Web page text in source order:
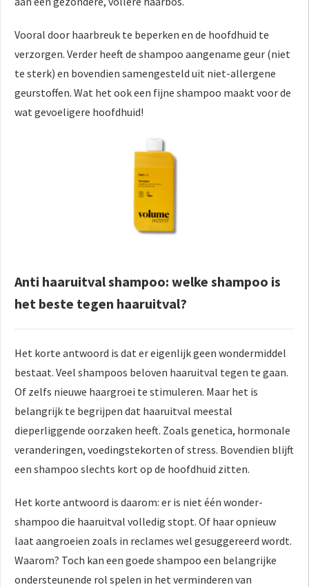
Vooral door haarbreuk te beperken en de hoofdhuid te
verzorgen. Verder heeft de shampoo aangename geur (niet
te sterk) en bovendien samengesteld uit niet-allergene
geurstoffen. Wat het ook een fijne shampoo maakt voor de
wat gevoeligere hoofdhuid!
Anti haaruitval shampoo: welke shampoo is
het beste tegen haaruitval?
Het korte antwoord is dat er eigenlijk geen wondermiddel
bestaat. Veel shampoos beloven haaruitval tegen te gaan.
Of zelfs nieuwe haargroei te stimuleren. Maar het is
belangrijk te begrijpen dat haaruitval meestal
dieperliggende oorzaken heeft. Zoals genetica, hormonale
veranderingen, voedingstekorten of stress. Bovendien blijft
een shampoo slechts kort op de hoofdhuid zitten.
Het korte antwoord is daarom: er is niet één wonder-
shampoo die haaruitval volledig stopt. Of haar opnieuw
laat aangroeien zoals in reclames wel gesuggereerd wordt.
Waarom? Toch kan een goede shampoo een belangrijke
ondersteunende rol spelen in het verminderen van